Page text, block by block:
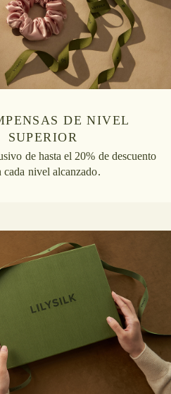
DE NIVEL
SUPERIOR
de hasta el 20% de descuento
cada nivel alcanzado.